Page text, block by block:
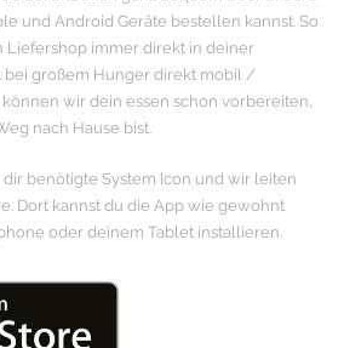
und Android Geräte bestellen kannst. So
Liefershop immer direkt in deiner
bei großem Hunger direkt mobil /
wir dein essen schon vorbereiten,
nach Hause bist.
dir benötigte System Icon und wir leiten
Dort kannst du die App wie gewohnt
oder deinem Tablet installieren.